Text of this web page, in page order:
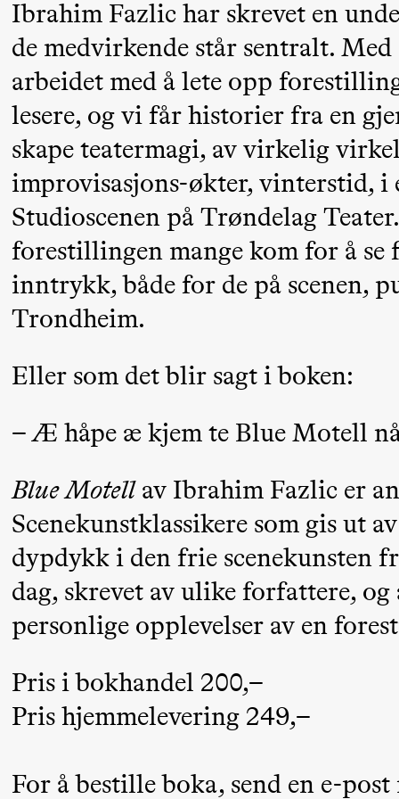
Mohamed
Mohamed
Male
Fantasies
21:00 Boglárka
Börcsök &
Andreas
Bolm
SUBJOYRIDE
Store
Saturday, 29 August
19:00 Pia Maria
Mohamed
Mohamed
Male
Fantasies
Lille scene
21:00 Boglárka
Börcsök &
Andreas
Bolm
SUBJOYRIDE
Store
Saturday, 12 September
19:00 Yuri
Store scene
Ibrahim Fazlic har skrevet en
de medvirkende står sentralt.
arbeidet med å lete opp
lesere, og vi får historier fra en
skape teatermagi, av virkelig
improvisasjons-økter, vinterstid, i
Studioscenen på Trøndelag
forestillingen mange kom for å se
inntrykk, både for de på scenen,
Trondheim.
Eller som det blir sagt i boken:
– Æ håpe æ kjem te Blue Motell
Blue Motellav Ibrahim Fazlic er
Scenekunstklassikere som gis ut
dypdykk i den frie scenekunsten
dag, skrevet av ulike forfattere,
personlige opplevelser av en
Pris i bokhandel 200,–
Pris hjemmelevering 249,–
For å bestille boka, send en e-